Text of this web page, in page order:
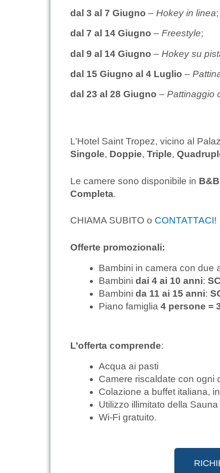
dal 3 al 7 Giugno – Hokey in linea;
dal 7 al 14 Giugno – Freestyle;
dal 9 al 14 Giugno – Hokey su
dal 15 Giugno al 4 Luglio –
dal 23 al 28 Giugno – Pattinaggio
L’Hotel Saint Tropez, vicino al
Singole, Doppie, Triple,
Le camere sono disponibile in B&B
Completa.
CHIAMA SUBITO o CONTATTACI!
Offerte promozionali:
Bambini in camera con due
Bambini dai 4 ai 10 anni:
Bambini da 11 ai 15 anni:
Piano famiglia 4 persone =
L’offerta comprende:
Acqua ai pasti
Camere riscaldate con ogni
Colazione a buffet italiana,
Utilizzo illimitato della
Wi-Fi gratuito.